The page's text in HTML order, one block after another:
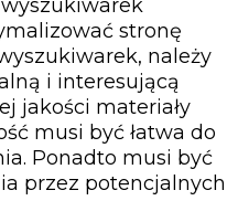
stronę
należy
i interesującą
jakości materiały
musi być łatwa do
Ponadto musi być
przez potencjalnych